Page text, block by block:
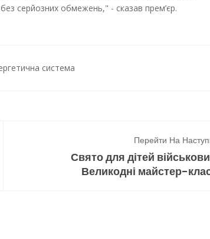
серйозних обмежень," - сказав прем’єр.
система
Перейти На
Свято для дітей
Великодні майстер-